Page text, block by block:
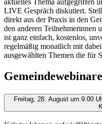
LIVE Gespräch diskutiert.
direkt aus der Praxis in den
den anderen Teilnehmerinnen
ist ganz einfach, kostenlos,
regelmäßig monatlich mit
ausgewählten Themen die für
Freitag, 28. August um 9.00